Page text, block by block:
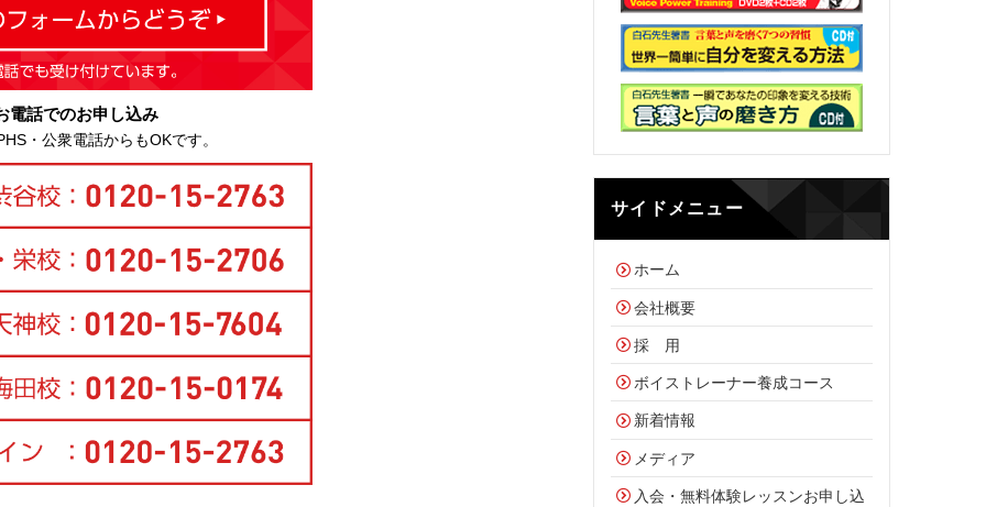
電話でのお申し込み
・公衆電話からもOKです。
サイドメニュー
ホーム
会社概要
採 用
ボイストレーナー養成コース
新着情報
メディア
入会・無料体験レッスンお申し込